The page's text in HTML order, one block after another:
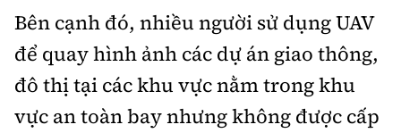
Bên cạnh đó, nhiều người sử dụng UAV
để quay hình ảnh các dự án giao thông,
đô thị tại các khu vực nằm trong khu
vực an toàn bay nhưng không được cấp